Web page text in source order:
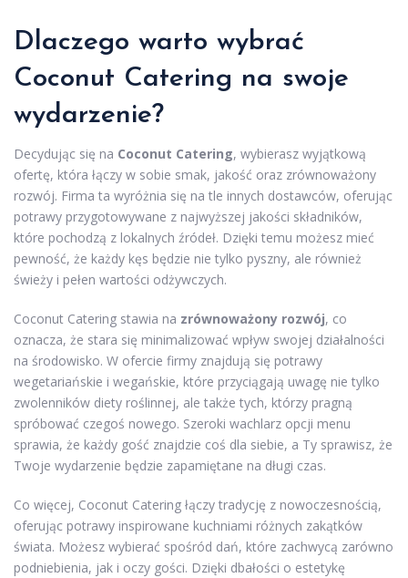
Dlaczego warto wybrać
Coconut Catering na swoje
wydarzenie?
Decydując się na Coconut Catering, wybierasz wyjątkową
ofertę, która łączy w sobie smak, jakość oraz zrównoważony
rozwój. Firma ta wyróżnia się na tle innych dostawców, oferując
potrawy przygotowywane z najwyższej jakości składników,
które pochodzą z lokalnych źródeł. Dzięki temu możesz mieć
pewność, że każdy kęs będzie nie tylko pyszny, ale również
świeży i pełen wartości odżywczych.
Coconut Catering stawia na zrównoważony rozwój, co
oznacza, że stara się minimalizować wpływ swojej działalności
na środowisko. W ofercie firmy znajdują się potrawy
wegetariańskie i wegańskie, które przyciągają uwagę nie tylko
zwolenników diety roślinnej, ale także tych, którzy pragną
spróbować czegoś nowego. Szeroki wachlarz opcji menu
sprawia, że każdy gość znajdzie coś dla siebie, a Ty sprawisz, że
Twoje wydarzenie będzie zapamiętane na długi czas.
Co więcej, Coconut Catering łączy tradycję z nowoczesnością,
oferując potrawy inspirowane kuchniami różnych zakątków
świata. Możesz wybierać spośród dań, które zachwycą zarówno
podniebienia, jak i oczy gości. Dzięki dbałości o estetykę